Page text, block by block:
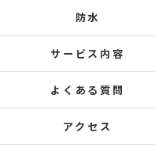
防水
サービス内容
よくある質問
アクセス